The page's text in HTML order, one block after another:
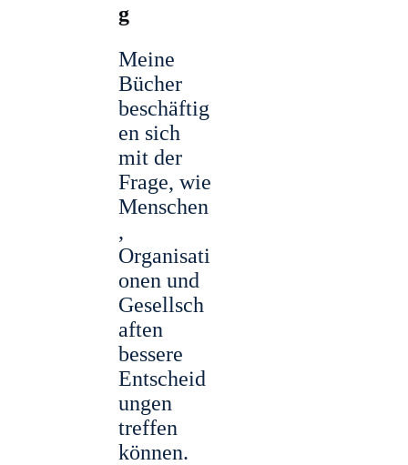
g
Meine
Bücher
beschäftig
en sich
mit der
Frage, wie
Menschen
,
Organisati
onen und
Gesellsch
aften
bessere
Entscheid
ungen
treffen
können.